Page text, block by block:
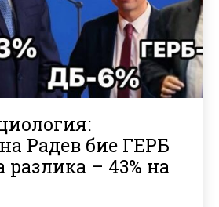
Радев бие ГЕРБ
разлика – 43% на